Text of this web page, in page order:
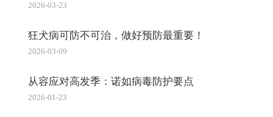
2026-03-23
狂犬病可防不可治，做好预防最重要！
2026-03-09
从容应对高发季：诺如病毒防护要点
2026-01-23